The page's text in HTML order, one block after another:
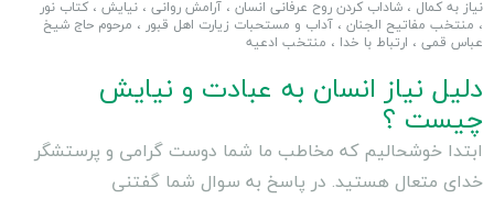
نیاز به کمال ،شاداب کردن روح عرفانی انسان ،آرامش روانى ،نیایش ،کتاب نور
، منتخب مفاتیح الجنان ،آداب و مستحبات زيارت اهل قبور ، مرحوم حاج شيخ
عباس قمى ، ارتباط با خدا ، منتخب ادعیه
دلیل نیاز انسان به عبادت و نیایش
چیست ؟
ابتدا خوشحالیم که مخاطب ما شما دوست گرامی و پرستشگر
خدای متعال هستید. در پاسخ به سوال شما گفتنی